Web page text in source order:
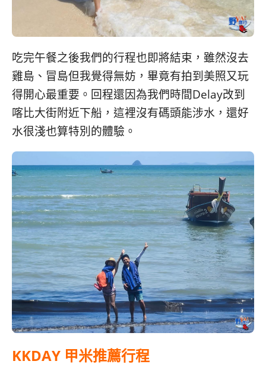
吃完午餐之後我們的行程也即將結束，雖然沒去
雞島、冒島但我覺得無妨，畢竟有拍到美照又玩
得開心最重要。回程還因為我們時間Delay改到
喀比大街附近下船，這裡沒有碼頭能涉水，還好
水很淺也算特別的體驗。
KKDAY 甲米推薦行程